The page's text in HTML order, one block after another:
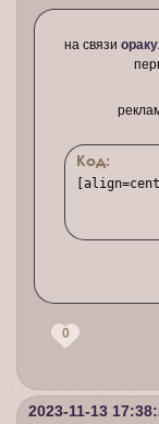
на связи
Код:
0
2023-11-13